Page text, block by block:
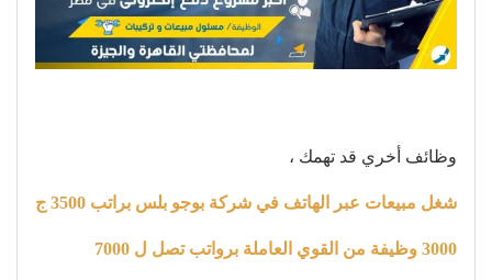
وظائف أخري قد تهمك ،
شغل مبيعات عبر الهاتف في شركة بوجو بلس براتب 3500 ج
3000 وظيفة من القوي العاملة برواتب تصل ل 7000